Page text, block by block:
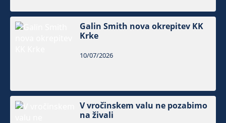
Galin Smith nova okrepitev KK
Krke
10/07/2026
V vročinskem valu ne pozabimo
na živali